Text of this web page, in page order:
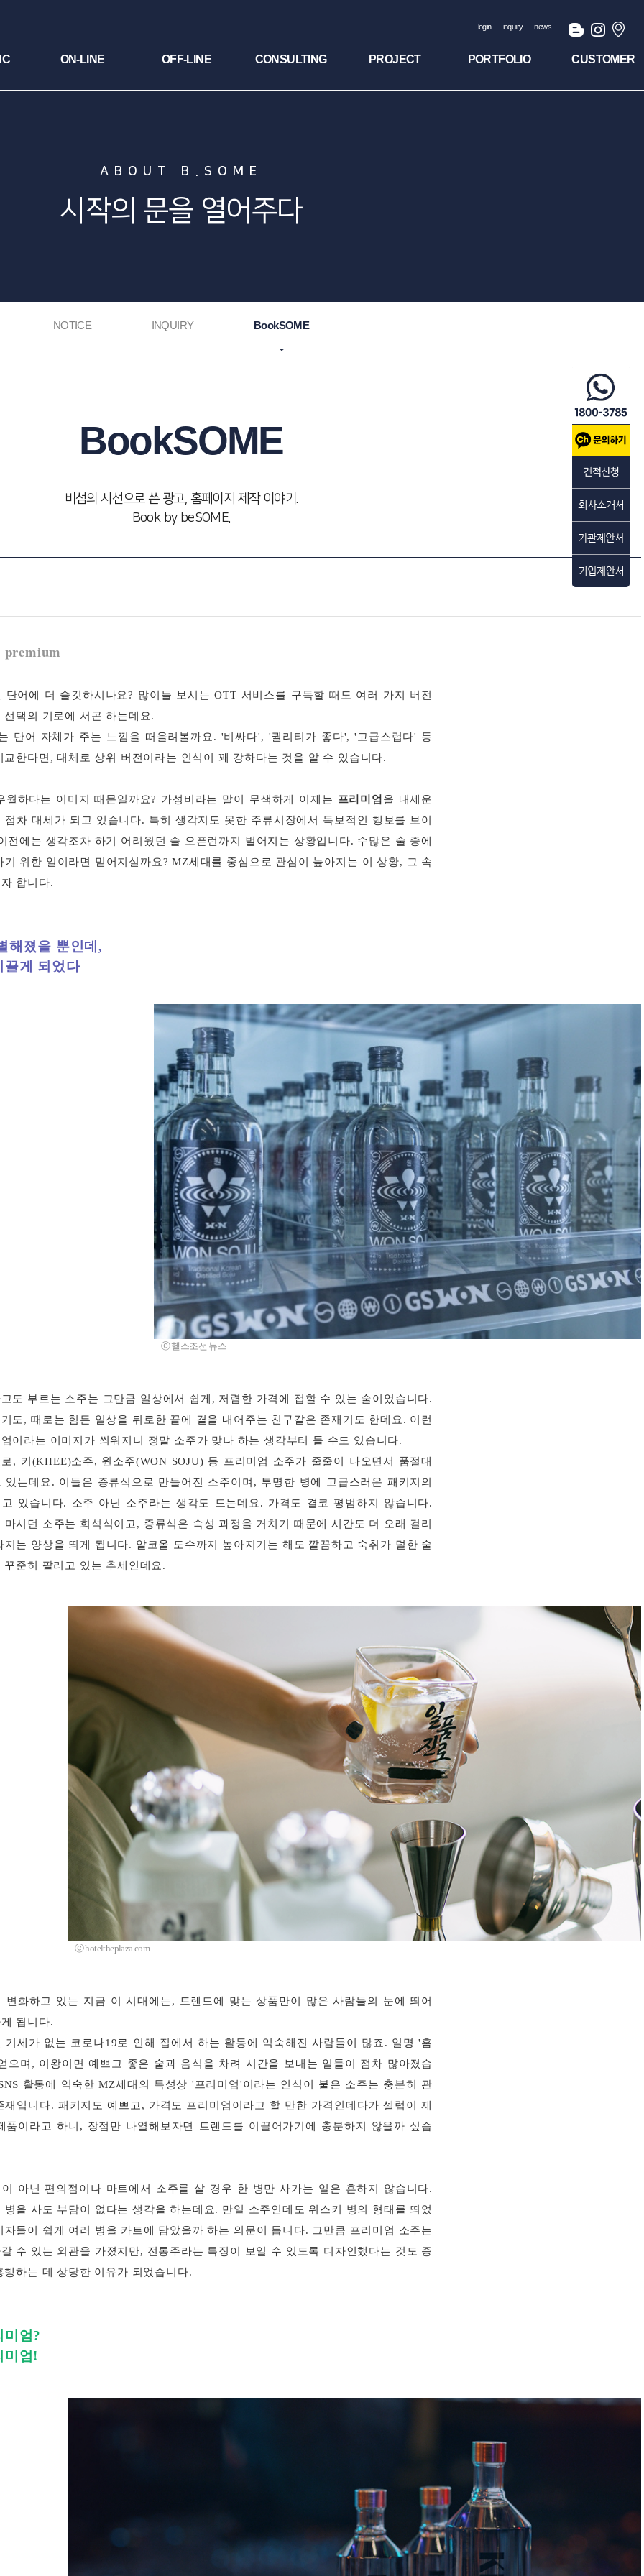
login inquiry news
ON-LINE OFF-LINE CONSULTING PROJECT PORTFOLIO CUSTOMER
ABOUT B.SOME
시작의 문을 열어주다
NOTICE INQUIRY BookSOME
BookSOME
비섬의 시선으로 쓴 광고, 홈페이지 제작 이야기.
Book by beSOME.
premium
단어에 더 솔깃하시나요? 많이들 보시는 OTT 서비스를 구독할 때도 여러 가지 버전
선택의 기로에 서곤 하는데요.
단어 자체가 주는 느낌을 떠올려볼까요. '비싸다', '퀄리티가 좋다', '고급스럽다' 등
교한다면, 대체로 상위 버전이라는 인식이 꽤 강하다는 것을 알 수 있습니다.
월하다는 이미지 때문일까요? 가성비라는 말이 무색하게 이제는 프리미엄 을 내세운
점차 대세가 되고 있습니다. 특히 생각지도 못한 주류시장에서 독보적인 행보를 보이
전에는 생각조차 하기 어려웠던 술 오픈런까지 벌어지는 상황입니다. 수많은 술 중에
기 위한 일이라면 믿어지실까요? MZ세대를 중심으로 관심이 높아지는 이 상황, 그 속
합니다.
해졌을 뿐인데,
끌게 되었다
ⓒ 헬스조선 뉴스
도 부르는 소주는 그만큼 일상에서 쉽게, 저렴한 가격에 접할 수 있는 술이었습니다.
도, 때로는 힘든 일상을 뒤로한 끝에 곁을 내어주는 친구같은 존재기도 한데요. 이런
이라는 이미지가 씌워지니 정말 소주가 맞나 하는 생각부터 들 수도 있습니다.
, 키(KHEE)소주, 원소주(WON SOJU) 등 프리미엄 소주가 줄줄이 나오면서 품절대
있는데요. 이들은 증류식으로 만들어진 소주이며, 투명한 병에 고급스러운 패키지의
있습니다. 소주 아닌 소주라는 생각도 드는데요. 가격도 결코 평범하지 않습니다.
마시던 소주는 희석식이고, 증류식은 숙성 과정을 거치기 때문에 시간도 더 오래 걸리
지는 양상을 띄게 됩니다. 알코올 도수까지 높아지기는 해도 깔끔하고 숙취가 덜한 술
꾸준히 팔리고 있는 추세인데요.
ⓒ hoteltheplaza.com
변화하고 있는 지금 이 시대에는, 트렌드에 맞는 상품만이 많은 사람들의 눈에 띄어
됩니다.
기세가 없는 코로나19로 인해 집에서 하는 활동에 익숙해진 사람들이 많죠. 일명 '홈
으며, 이왕이면 예쁘고 좋은 술과 음식을 차려 시간을 보내는 일들이 점차 많아졌습
활동에 익숙한 MZ세대의 특성상 '프리미엄'이라는 인식이 붙은 소주는 충분히 관
재입니다. 패키지도 예쁘고, 가격도 프리미엄이라고 할 만한 가격인데다가 셀럽이 제
품이라고 하니, 장점만 나열해보자면 트렌드를 이끌어가기에 충분하지 않을까 싶습
아닌 편의점이나 마트에서 소주를 살 경우 한 병만 사가는 일은 흔하지 않습니다.
병을 사도 부담이 없다는 생각을 하는데요. 만일 소주인데도 위스키 병의 형태를 띄었
자들이 쉽게 여러 병을 카트에 담았을까 하는 의문이 듭니다. 그만큼 프리미엄 소주는
수 있는 외관을 가졌지만, 전통주라는 특징이 보일 수 있도록 디자인했다는 것도 증
행하는 데 상당한 이유가 되었습니다.
미엄?
미엄!